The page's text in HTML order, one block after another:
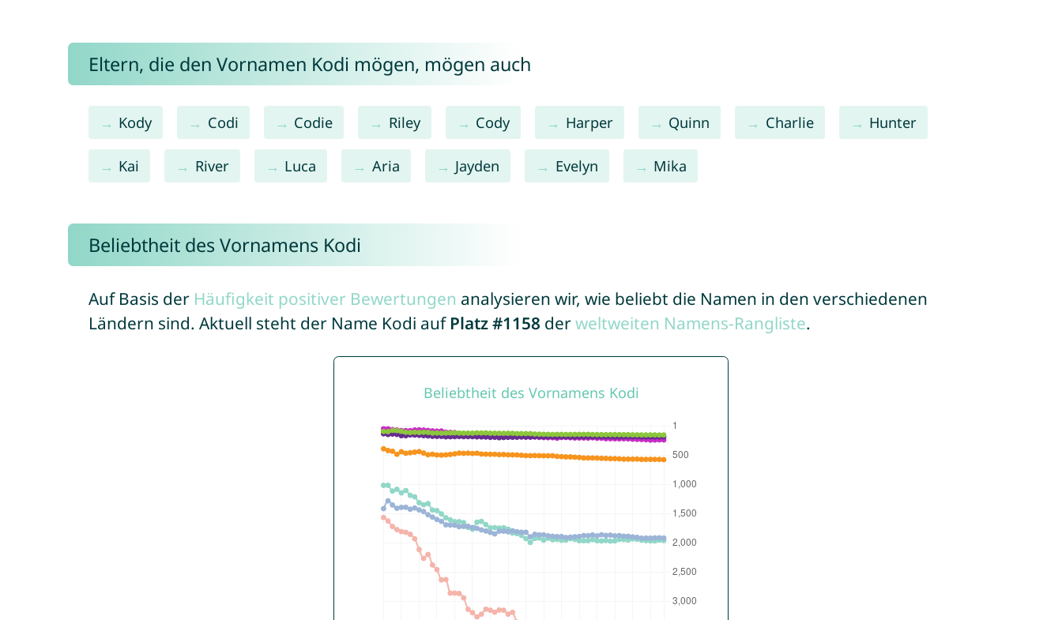
Eltern, die den Vornamen Kodi mögen, mögen auch
Kody Codi Codie Riley Cody Harper Quinn Charlie Hunter
Kai River Luca Aria Jayden Evelyn Mika
Beliebtheit des Vornamens Kodi
Auf Basis der Häufigkeit positiver Bewertungen analysieren wir, wie beliebt die Namen in den verschiedenen
Ländern sind. Aktuell steht der Name Kodi auf Platz #1158 derweltweiten Namens-Rangliste.